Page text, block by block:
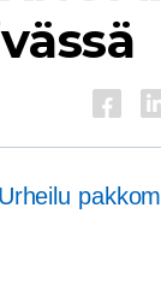
Urheilu